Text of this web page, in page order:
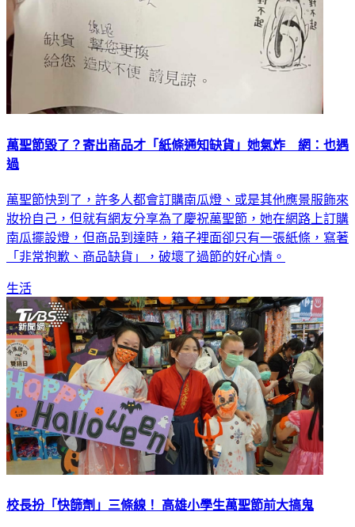
萬聖節毀了？寄出商品才「紙條通知缺貨」她氣炸 網：也遇
過
萬聖節快到了，許多人都會訂購南瓜燈、或是其他應景服飾來
妝扮自己，但就有網友分享為了慶祝萬聖節，她在網路上訂購
南瓜擺設燈，但商品到達時，箱子裡面卻只有一張紙條，寫著
「非常抱歉、商品缺貨」，破壞了過節的好心情。
生活
校長扮「快篩劑」三條線！ 高雄小學生萬聖節前大搞鬼